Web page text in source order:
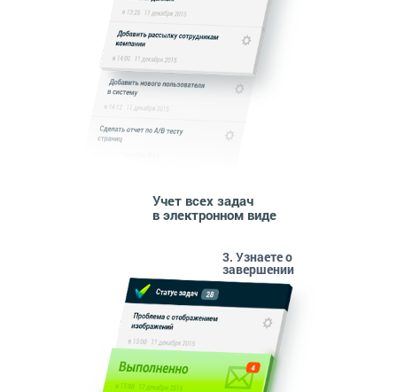
Учет всех задач
в электронном виде
3. Узнаете о
завершении